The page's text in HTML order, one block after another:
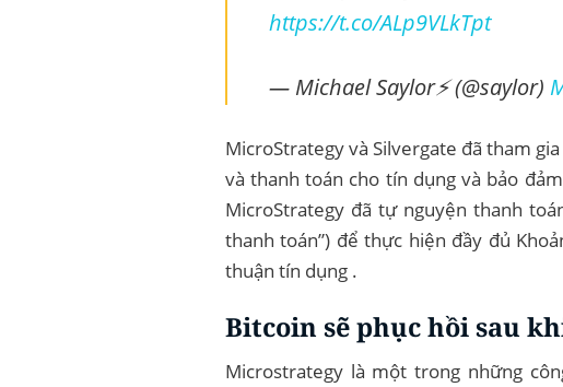
https://t.co/ALp9VLkTpt
— Michael Saylor⚡️ (@saylor)
MicroStrategy và Silvergate đã tham
và thanh toán cho tín dụng và bảo
MicroStrategy đã tự nguyện thanh
thanh toán”) để thực hiện đầy đủ
thuận tín dụng .
Bitcoin sẽ phục hồi sau
Microstrategy là một trong những